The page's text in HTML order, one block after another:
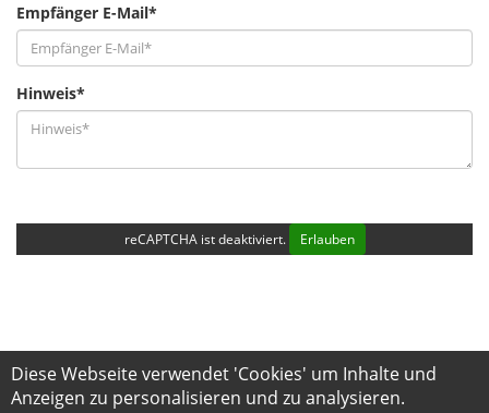
Empfänger E-Mail*
Hinweis*
reCAPTCHA ist deaktiviert. Erlauben
Diese Webseite verwendet 'Cookies' um Inhalte und
Anzeigen zu personalisieren und zu analysieren.